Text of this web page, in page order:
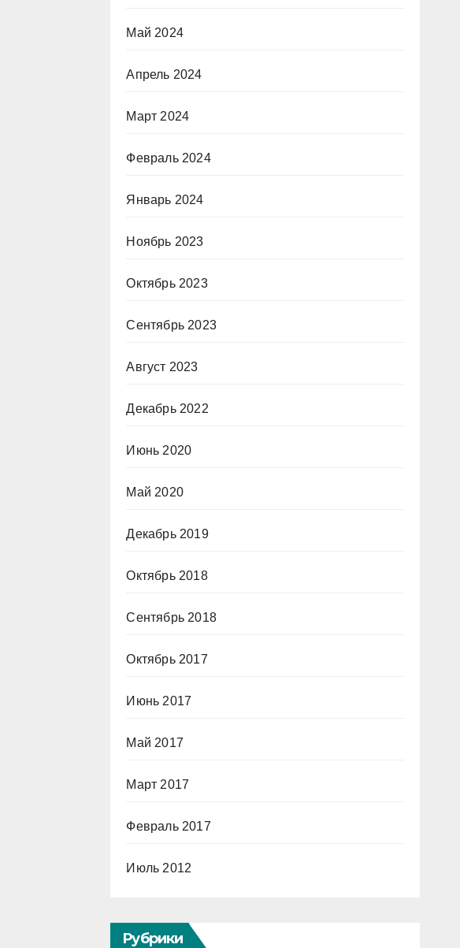
Май 2024
Апрель 2024
Март 2024
Февраль 2024
Январь 2024
Ноябрь 2023
Октябрь 2023
Сентябрь 2023
Август 2023
Декабрь 2022
Июнь 2020
Май 2020
Декабрь 2019
Октябрь 2018
Сентябрь 2018
Октябрь 2017
Июнь 2017
Май 2017
Март 2017
Февраль 2017
Июль 2012
Рубрики